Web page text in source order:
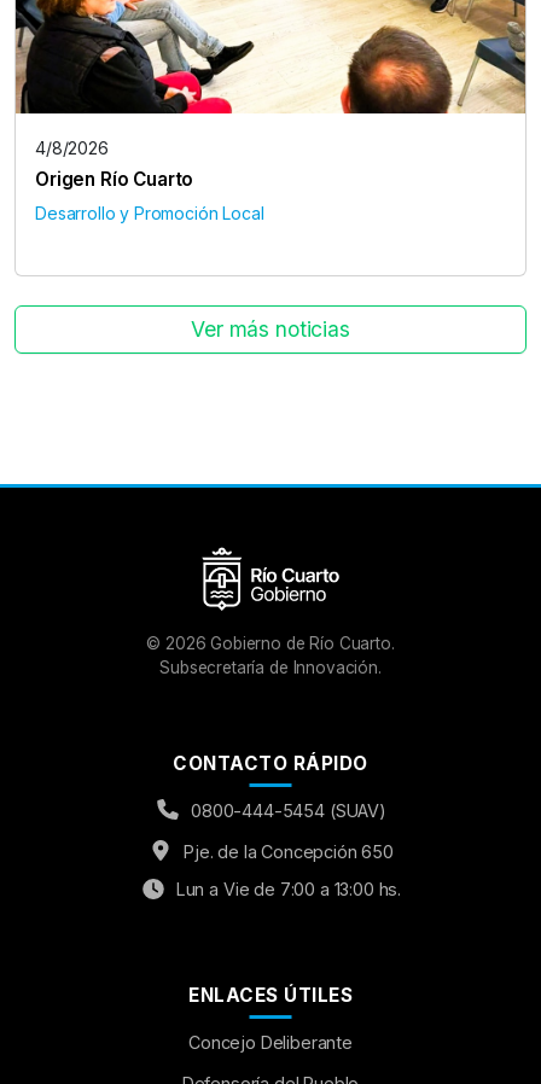
4/8/2026
Origen Río Cuarto
Desarrollo y Promoción Local
Ver más noticias
© 2026 Gobierno de Río Cuarto.
Subsecretaría de Innovación.
CONTACTO RÁPIDO
0800-444-5454 (SUAV)
Pje. de la Concepción 650
Lun a Vie de 7:00 a 13:00 hs.
ENLACES ÚTILES
Concejo Deliberante
Aumentar Fuente